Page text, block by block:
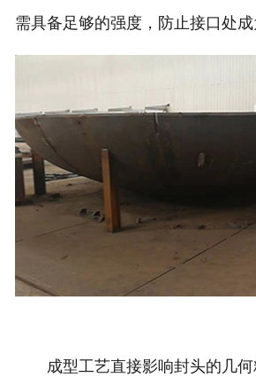
需具备足够的强度，防止接口处成
成型工艺直接影响封头的几何